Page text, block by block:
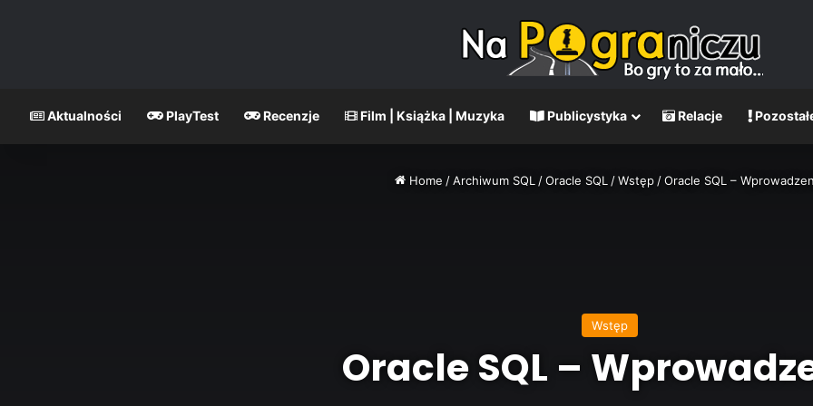
Aktualności PlayTest Recenzje Film | Książka | Muzyka Publicystyka Relacje
Home /Archiwum SQL /Oracle SQL /Wstęp /Oracle SQL –
Wstęp
Oracle SQL –